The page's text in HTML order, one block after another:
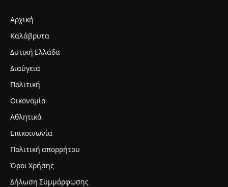
Αρχική
Καλάβρυτα
Δυτική Ελλάδα
Διαύγεια
Πολιτική
Οικονομία
Αθλητικά
Επικοινωνία
Πολιτική απορρήτου
Όροι Χρήσης
Δήλωση Συμμόρφωσης